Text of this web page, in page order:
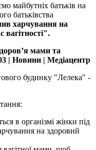
майбутніх батьків на
батьківства
харчування на
".
будинку "Лелека" -
в організмі жінки під
на здоровий